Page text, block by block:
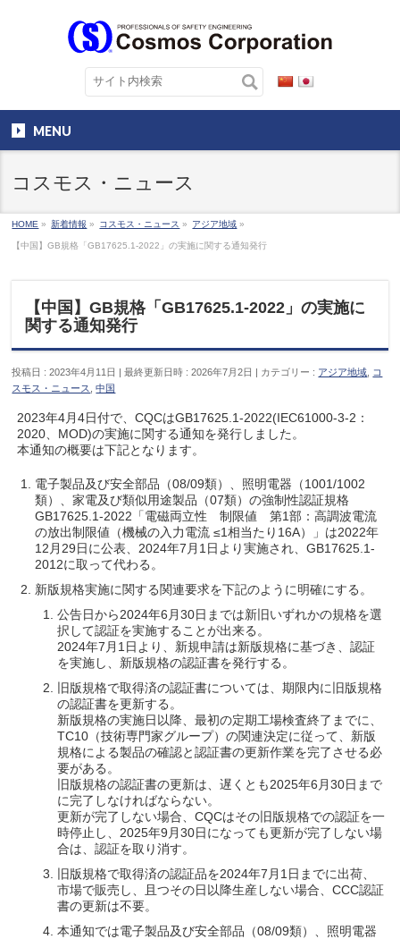
MENU
コスモス・ニュース
HOME » 新着情報 » コスモス・ニュース » アジア地域 »
【中国】GB規格「GB17625.1-2022」の実施に関する通知発行
【中国】GB規格「GB17625.1-2022」の実施に
関する通知発行
投稿日 : 2023年4月11日 最終更新日時 : 2026年7月2日 カテゴリー : アジア地域
コ
スモス・ニュース
,中国
2023年4月4日付で、CQCはGB17625.1-2022(IEC61000-3-2：
2020、MOD)の実施に関する通知を発行しました。
本通知の概要は下記となります。
電子製品及び安全部品（08/09類）、照明電器（1001/1002
類）、家電及び類似用途製品（07類）の強制性認証規格
GB17625.1-2022「電磁両立性 制限値 第1部：高調波電流
の放出制限値（機械の入力電流 ≤1相当たり16A）」は2022年
12月29日に公表、2024年7月1日より実施され、GB17625.1-
2012に取って代わる。
新版規格実施に関する関連要求を下記のように明確にする。
公告日から2024年6月30日までは新旧いずれかの規格を選
択して認証を実施することが出来る。
2024年7月1日より、新規申請は新版規格に基づき、認証
を実施し、新版規格の認証書を発行する。
旧版規格で取得済の認証書については、期限内に旧版規格
の認証書を更新する。
新版規格の実施日以降、最初の定期工場検査終了までに、
TC10（技術専門家グループ）の関連決定に従って、新版
規格による製品の確認と認証書の更新作業を完了させる必
要がある。
旧版規格の認証書の更新は、遅くとも2025年6月30日まで
に完了しなければならない。
更新が完了しない場合、CQCはその旧版規格での認証を一
時停止し、2025年9月30日になっても更新が完了しない場
合は、認証を取り消す。
旧版規格で取得済の認証品を2024年7月1日までに出荷、
市場で販売し、且つその日以降生産しない場合、CCC認証
書の更新は不要。
本通知では電子製品及び安全部品（08/09類）、照明電器